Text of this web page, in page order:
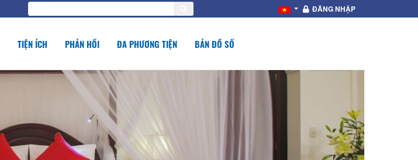
ĐĂNG NHẬP
TIỆN ÍCH PHẢN HỒI ĐA PHƯƠNG TIỆN BẢN ĐỒ SỐ